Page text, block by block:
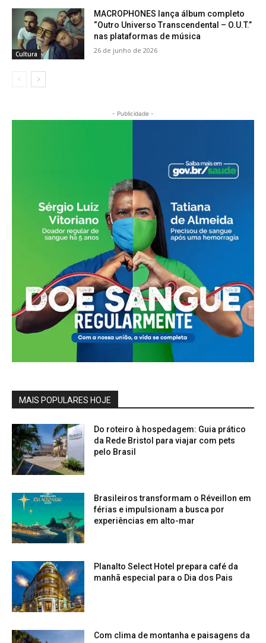
Cultura
MACROPHONES lança álbum completo
“Outro Universo Transcendental – O.U.T.”
nas plataformas de música
26 de junho de 2026
- Publicidade -
MAIS POPULARES HOJE
Do roteiro à hospedagem: Guia prático
da Rede Bristol para viajar com pets
pelo Brasil
Brasileiros transformam o Réveillon em
férias e impulsionam a busca por
experiências em alto-mar
Planalto Select Hotel prepara café da
manhã especial para o Dia dos Pais
Com clima de montanha e paisagens da